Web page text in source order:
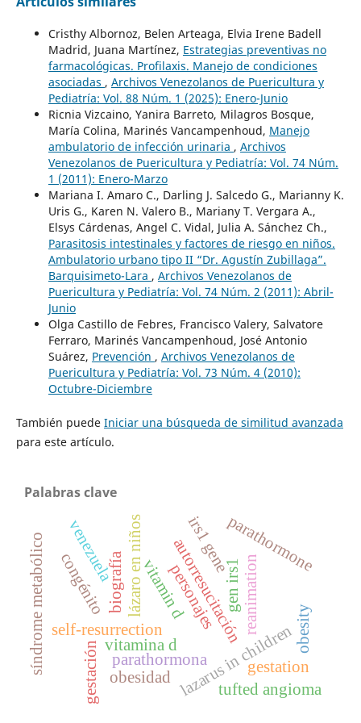
Cristhy Albornoz, Belen Arteaga, Elvia Irene Badell
Madrid, Juana Martínez, Estrategias preventivas no
farmacológicas. Profilaxis. Manejo de condiciones
asociadas , Archivos Venezolanos de Puericultura y
Pediatría: Vol. 88 Núm. 1 (2025): Enero-Junio
Ricnia Vizcaino, Yanira Barreto, Milagros Bosque,
María Colina, Marinés Vancampenhoud, Manejo
ambulatorio de infección urinaria , Archivos
Venezolanos de Puericultura y Pediatría: Vol. 74 Núm.
1 (2011): Enero-Marzo
Mariana I. Amaro C., Darling J. Salcedo G., Marianny K.
Uris G., Karen N. Valero B., Mariany T. Vergara A.,
Elsys Cárdenas, Angel C. Vidal, Julia A. Sánchez Ch.,
Parasitosis intestinales y factores de riesgo en niños.
Ambulatorio urbano tipo II “Dr. Agustín Zubillaga”.
Barquisimeto-Lara , Archivos Venezolanos de
Puericultura y Pediatría: Vol. 74 Núm. 2 (2011): Abril-
Junio
Olga Castillo de Febres, Francisco Valery, Salvatore
Ferraro, Marinés Vancampenhoud, José Antonio
Suárez, Prevención , Archivos Venezolanos de
Puericultura y Pediatría: Vol. 73 Núm. 4 (2010):
Octubre-Diciembre
También puede Iniciar una búsqueda de similitud avanzada
para este artículo.
Palabras clave
autorresucitación
lázaro en niños
self-resurrection lazarus in children
reanimation
vitamina d
parathormona
gestación
vitamin d
parathormone
gestation
personajes
biografía
venezuela
congénito
tufted angioma
gen irs1
síndrome metabólico
obesidad
irs1 gene
obesity